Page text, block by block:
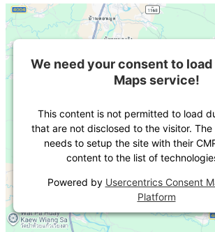
We need your consent to
Maps service!
This content is not permitted to load
that are not disclosed to the visitor.
needs to setup the site with their
content to the list of
Powered by Usercentrics Consent
Platform